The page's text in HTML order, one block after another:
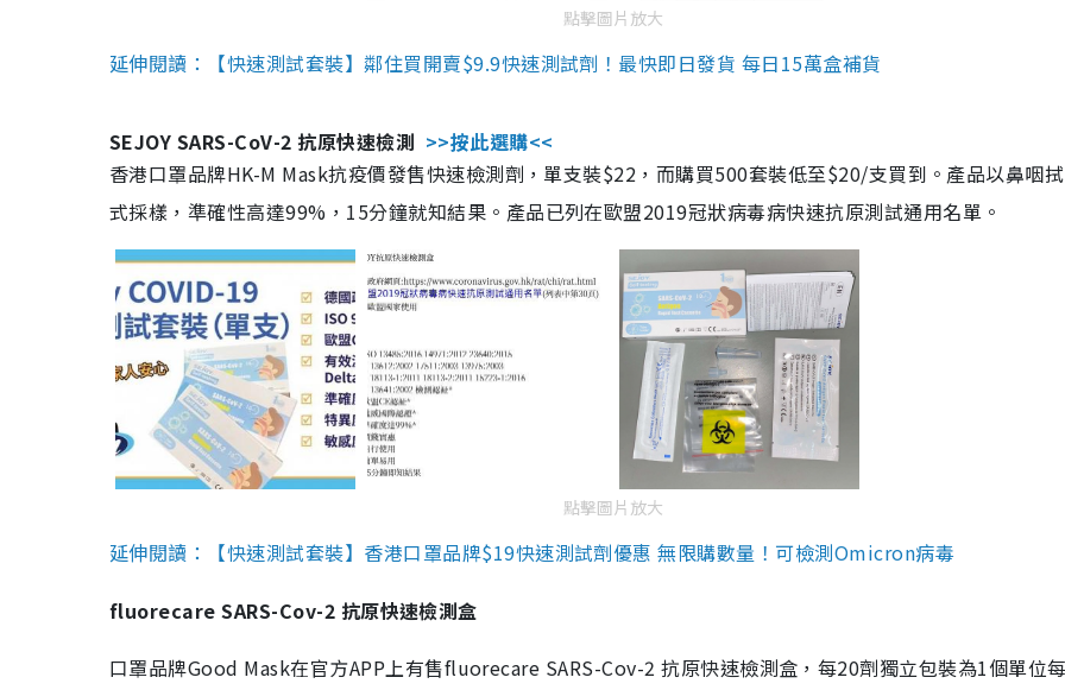
點擊圖片放大
延伸閱讀：【快速測試套裝】鄰住買開賣$9.9快速測試劑！最快即日發貨 每日15萬盒補貨
SEJOY SARS-CoV-2 抗原快速檢測 >>按此選購<<
香港口罩品牌HK-M Mask抗疫價發售快速檢測劑，單支裝$22，而購買500套裝低至$20/支買到。產品以鼻咽
式採樣，準確性高達99%，15分鐘就知結果。產品已列在歐盟2019冠狀病毒病快速抗原測試通用名單。
點擊圖片放大
延伸閱讀：【快速測試套裝】香港口罩品牌$19快速測試劑優惠 無限購數量！可檢測Omicron病毒
fluorecare SARS-Cov-2 抗原快速檢測盒
口罩品牌Good Mask在官方APP上有售fluorecare SARS-Cov-2 抗原快速檢測盒，每20劑獨立包裝為1個單位